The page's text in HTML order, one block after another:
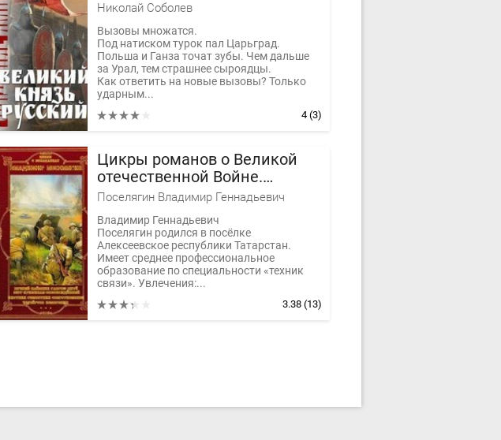
Николай Соболев
Вызовы множатся.
Под натиском турок пал Царьград.
Польша и Ганза точат зубы. Чем дальше
за Урал, тем страшнее сыроядцы.
Как ответить на новые вызовы? Только
ударным...
4(3)
Цикры романов о Великой
отечественной Войне.
Компиляция. Книги 1-37
Поселягин Владимир Геннадьевич
Владимир Геннадьевич
Поселягин родился в посёлке
Алексеевское республики Татарстан.
Имеет среднее профессиональное
образование по специальности «техник
связи». Увлечения:...
3.38(13)